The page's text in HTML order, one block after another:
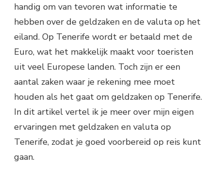
handig om van tevoren wat informatie te
hebben over de geldzaken en de valuta op het
eiland. Op Tenerife wordt er betaald met de
Euro, wat het makkelijk maakt voor toeristen
uit veel Europese landen. Toch zijn er een
aantal zaken waar je rekening mee moet
houden als het gaat om geldzaken op Tenerife.
In dit artikel vertel ik je meer over mijn eigen
ervaringen met geldzaken en valuta op
Tenerife, zodat je goed voorbereid op reis kunt
gaan.